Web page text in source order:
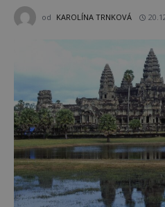
od KAROLÍNA TRNKOVÁ